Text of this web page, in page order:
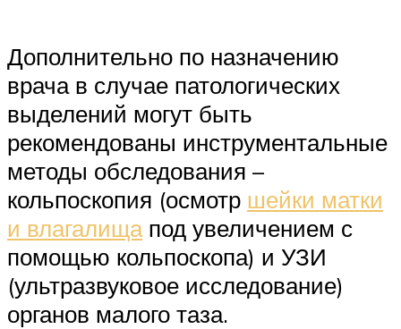
Дополнительно по назначению
врача в случае патологических
выделений могут быть
рекомендованы инструментальные
методы обследования –
кольпоскопия (осмотр шейки матки
и влагалищапод увеличением с
помощью кольпоскопа) и УЗИ
(ультразвуковое исследование)
органов малого таза.